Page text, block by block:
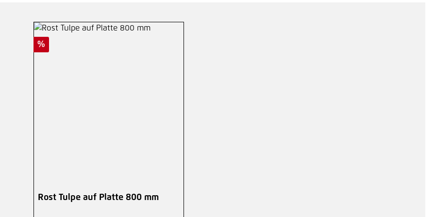
Rabatt
%
Rost Tulpe auf Platte 800 mm